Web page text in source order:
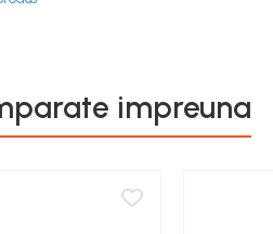
impreuna